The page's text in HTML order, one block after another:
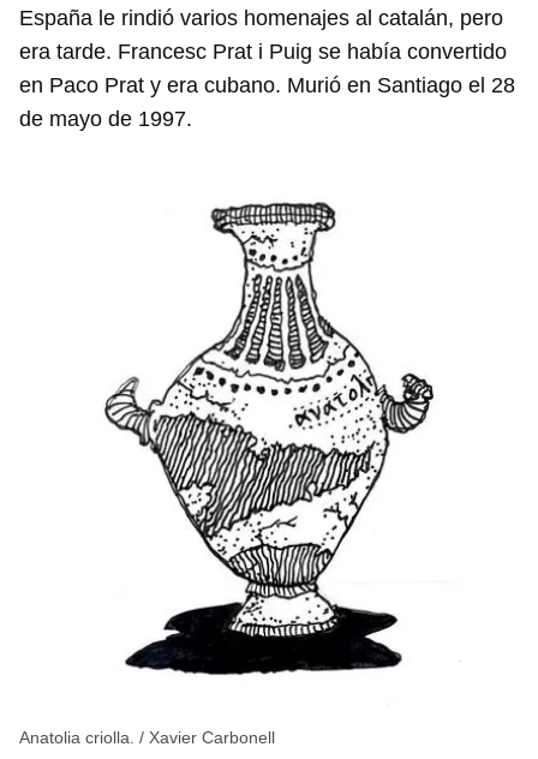
España le rindió varios homenajes al catalán, pero
era tarde. Francesc Prat i Puig se había convertido
en Paco Prat y era cubano. Murió en Santiago el 28
de mayo de 1997.
Anatolia criolla. / Xavier Carbonell